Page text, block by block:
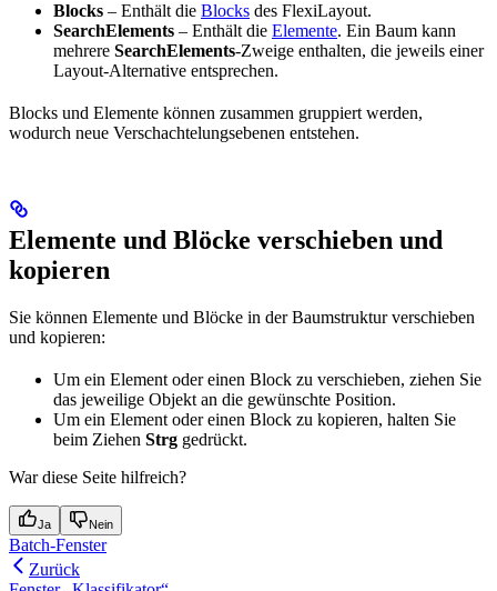
Blocks – Enthält die Blocks des FlexiLayout.
SearchElements – Enthält die Elemente. Ein Baum kann
mehrere SearchElements-Zweige enthalten, die jeweils einer
Layout-Alternative entsprechen.
Blocks und Elemente können zusammen gruppiert werden,
wodurch neue Verschachtelungsebenen entstehen.
Elemente und Blöcke verschieben und
kopieren
Sie können Elemente und Blöcke in der Baumstruktur verschieben
und kopieren:
Um ein Element oder einen Block zu verschieben, ziehen Sie
das jeweilige Objekt an die gewünschte Position.
Um ein Element oder einen Block zu kopieren, halten Sie
beim Ziehen Strg gedrückt.
War diese Seite hilfreich?
Ja Nein
Batch-Fenster
Zurück